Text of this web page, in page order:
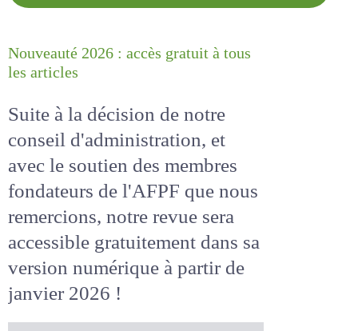
Nouveauté 2026 : accès gratuit à
Suite à la décision de notre
conseil d'administration, et
avec le soutien des membres
fondateurs de l'AFPF que nous
remercions, notre revue sera
accessiblegratuitementdans
sa version numérique
de janvier 2026 !